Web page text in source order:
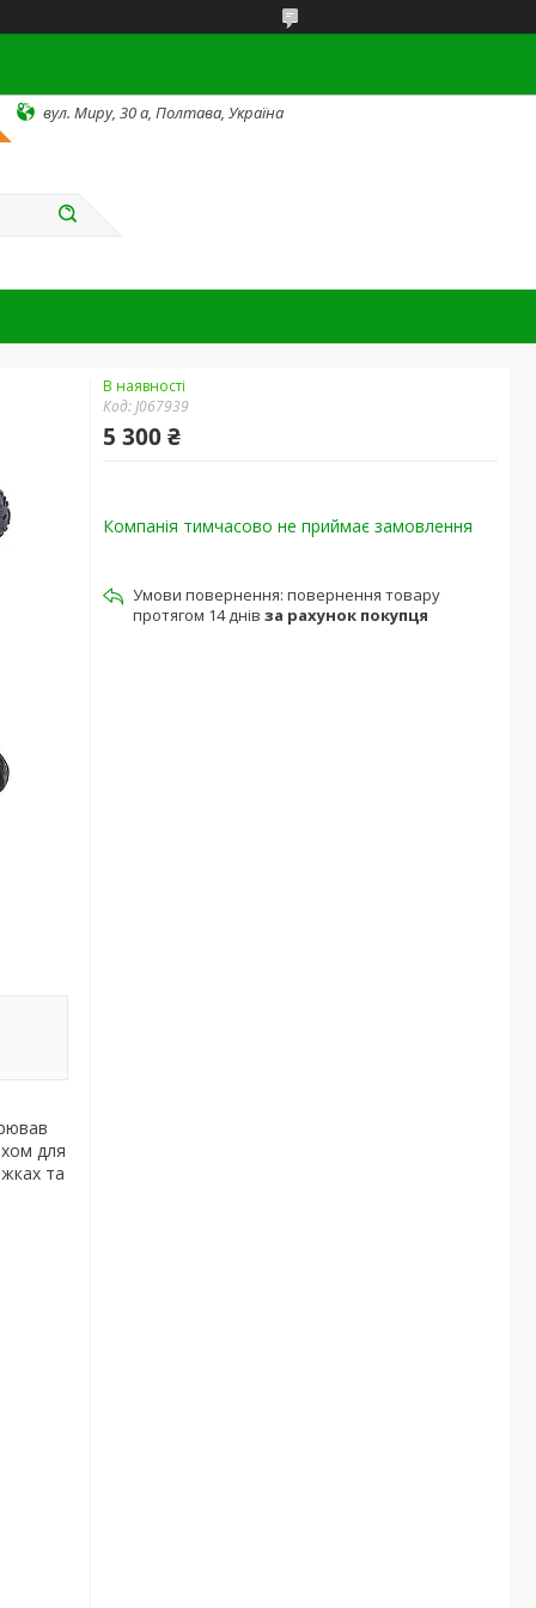
вул. Миру, 30 а, Полтава, Україна
для
та
В наявності
Код:J067939
5 300 ₴
Компанія тимчасово не приймає замовлення
повернення товару
протягом 14 днів за рахунок покупця